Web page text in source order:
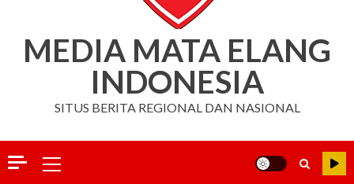
MEDIA MATA ELANG
INDONESIA
SITUS BERITA REGIONAL DAN NASIONAL
Primary